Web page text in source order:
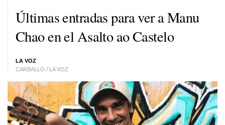
Últimas entradas para ver a Manu
Chao en el Asalto ao Castelo
LA VOZ
CARBALLO / LA VOZ